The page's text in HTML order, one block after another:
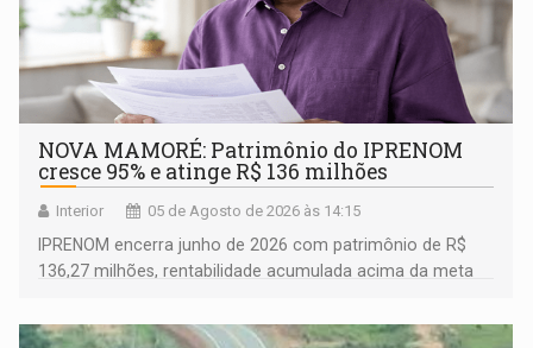
NOVA MAMORÉ: Patrimônio do IPRENOM
cresce 95% e atinge R$ 136 milhões
Interior 05 de Agosto de 2026 às 14:15
IPRENOM encerra junho de 2026 com patrimônio de R$
136,27 milhões, rentabilidade acumulada acima da meta